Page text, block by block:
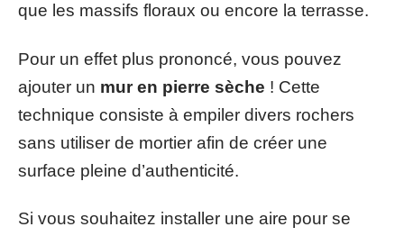
que les massifs floraux ou encore la terrasse.
Pour un effet plus prononcé, vous pouvez
ajouter un mur en pierre sèche ! Cette
technique consiste à empiler divers rochers
sans utiliser de mortier afin de créer une
surface pleine d’authenticité.
Si vous souhaitez installer une aire pour se